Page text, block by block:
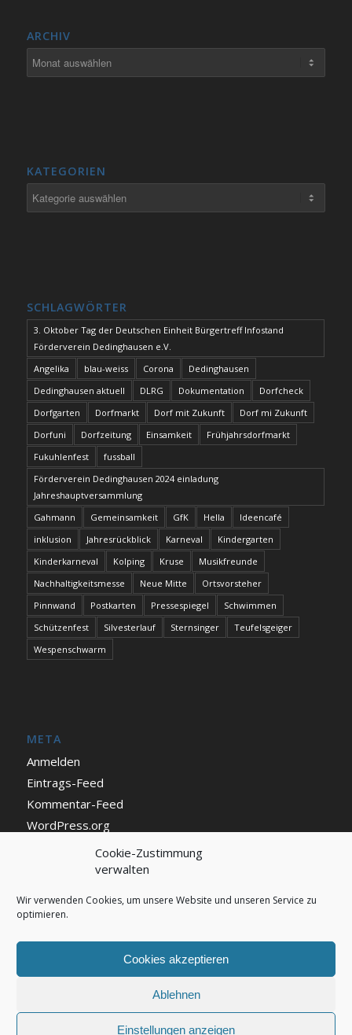
Cookie-Zustimmung
verwalten
Wir verwenden Cookies, um unsere Website und unseren Service zu
optimieren.
Cookies akzeptieren
Ablehnen
Einstellungen anzeigen
ARCHIV
KATEGORIEN
SCHLAGWÖRTER
3. Oktober Tag der Deutschen Einheit Bürgertreff Infostand
Förderverein Dedinghausen e.V.
Angelika
blau-weiss Corona
Dedinghausen
Dedinghausen aktuell
DLRG Dokumentation
Dorfcheck
Dorfgarten
Dorfmarkt Dorf mit Zukunft
Dorf mi Zukunft
Dorfuni
Dorfzeitung Einsamkeit
Frühjahrsdorfmarkt
Fukuhlenfest
fussball
Förderverein Dedinghausen 2024 einladung
Jahreshauptversammlung
Gahmann
Gemeinsamkeit GfK Hella
Ideencafé
inklusion
Jahresrückblick Karneval
Kindergarten
Kinderkarneval
Kolping Kruse
Musikfreunde
Nachhaltigkeitsmesse
Neue Mitte
Ortsvorsteher
Pinnwand
Postkarten Pressespiegel
Schwimmen
Schützenfest
Silvesterlauf Sternsinger
Teufelsgeiger
Wespenschwarm
META
Anmelden
Eintrags-Feed
Kommentar-Feed
WordPress.org
IMPRESSUM UND DATENSCHUTZ
Impressum
Datenschutz